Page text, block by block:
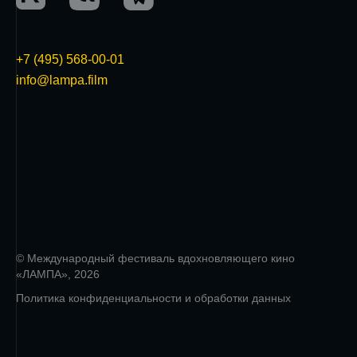
+7 (495) 568-00-01
info@lampa.film
© Международный фестиваль вдохновляющего кино
«ЛАМПА», 2026
Политика конфиденциальности и обработки данных